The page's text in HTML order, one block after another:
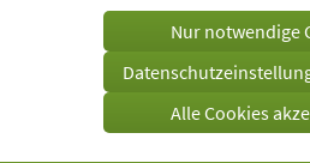
einem
Tab)
Nur notwendige
Alle Cookies